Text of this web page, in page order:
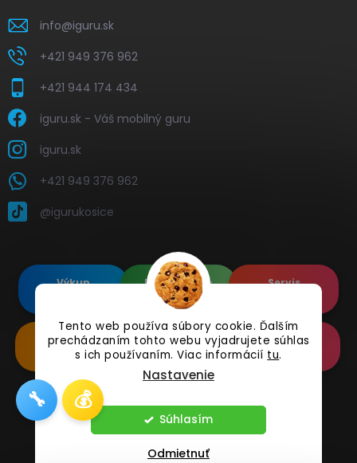
Tento web používa súbory cookie. Ďalším
prechádzaním tohto webu vyjadrujete súhlas
s ich používaním. Viac informácií tu.
Nastavenie
Odmietnuť
Súhlasím
info@iguru.sk
+421 949 376 962
+421 944 174 434
iguru.sk - Váš mobilný guru
iguru.sk
+421 949 376 962
@igurukosice
Výkup
Renovované
Apple's
Servis
Renovované
Samsung's
Doplnkové
Príslušenstvo
Online
Reklamácia
Vytvoril Shoptet
Copyright 2026 iguru.sk. Všetky práva vyhradené.
🔧 💰